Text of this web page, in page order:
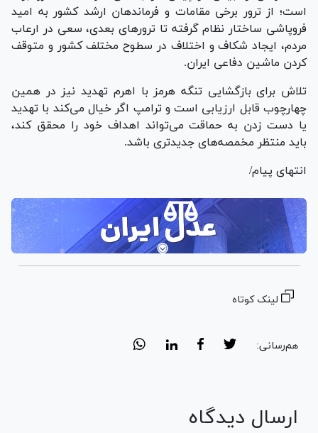
است؛ از ترور برخی مقامات و فرماندهان ارشد کشور به امید
فروپاشی ساختار نظام گرفته تا ترور‌های بعدی، سعی در ارعاب
مردم، ایجاد شکاف و اختلاف در سطوح مختلف کشور و متوقف
کردن ماشین دفاعی ایران.
تلاش برای بازگشایی تنگه هرمز با اهرم تهدید نیز در همین
چهارچوب قابل ارزیابی است و ترامپ اگر خیال می‌کند با تهدید
یا دست زدن به حماقت می‌تواند اهداف خود را محقق کند،
باید منتظر مخمصه‌های جدیدتری باشد.
انتهای پیام/
لینک کوتاه
هم‌رسانی:
ارسال دیدگاه